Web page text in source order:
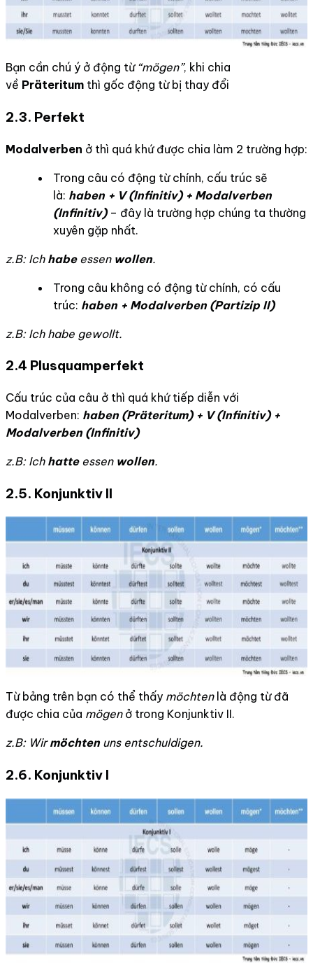
Bạn cần chú ý ở động từ “mögen”, khi chia
về Präteritum thì gốc động từ bị thay đổi
2.3. Perfekt
Modalverben ở thì quá khứ được chia làm 2 trường hợp:
Trong câu có động từ chính, cấu trúc sẽ
là: haben + V (Infinitiv) + Modalverben
(Infinitiv)– đây là trường hợp chúng ta thường
xuyên gặp nhất.
z.B: Ichhabeessen wollen.
Trong câu không có động từ chính, có cấu
trúc: haben + Modalverben (Partizip II)
z.B: Ich habe gewollt.
2.4 Plusquamperfekt
Cấu trúc của câu ở thì quá khứ tiếp diễn với
Modalverben: haben (Präteritum) + V (Infinitiv) +
Modalverben (Infinitiv)
z.B: Ich hatteessen wollen.
2.5. Konjunktiv II
Từ bảng trên bạn có thể thấy möchten là động từ đã
được chia của mögen ở trong Konjunktiv II.
z.B: Wirmöchtenuns entschuldigen.
2.6. Konjunktiv I